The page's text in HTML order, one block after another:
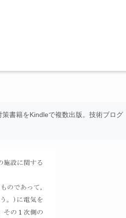
書籍をKindleで複数出版。技術ブログ